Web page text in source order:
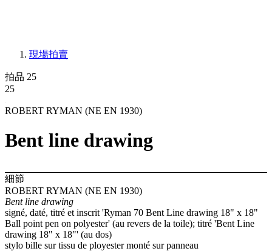
現場拍賣
拍品 25
25
ROBERT RYMAN (NE EN 1930)
Bent line drawing
細節
ROBERT RYMAN (NE EN 1930)
Bent line drawing
signé, daté, titré et inscrit 'Ryman 70 Bent Line drawing 18" x 18"
Ball point pen on polyester' (au revers de la toile); titré 'Bent Line
drawing 18" x 18"' (au dos)
stylo bille sur tissu de ployester monté sur panneau